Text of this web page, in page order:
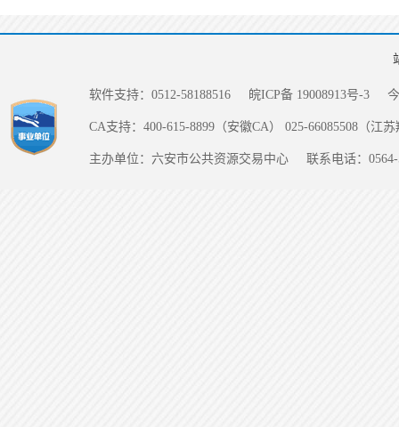
软件支持：0512-58188516 皖ICP备 19008913号-3
CA支持：400-615-8899（安徽CA） 025-66085508（江
主办单位：六安市公共资源交易中心 联系电话：0564-